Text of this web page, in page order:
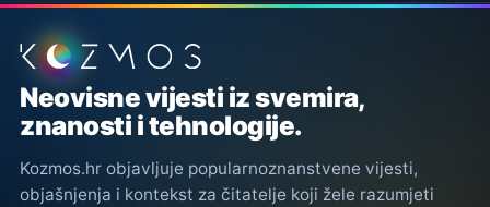
Podnožje stranice
Neovisne vijesti iz svemira,
znanosti i tehnologije.
Kozmos.hr objavljuje popularnoznanstvene vijesti,
objašnjenja i kontekst za čitatelje koji žele razumjeti